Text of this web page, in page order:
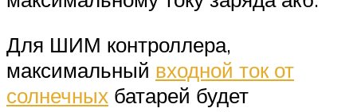
Для ШИМ контроллера,
максимальный входной ток от
солнечных батарей будет